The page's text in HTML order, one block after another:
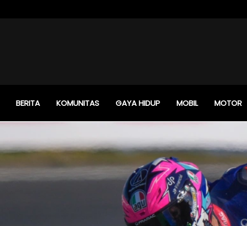
BERITA KOMUNITAS GAYA HIDUP MOBIL MOTOR